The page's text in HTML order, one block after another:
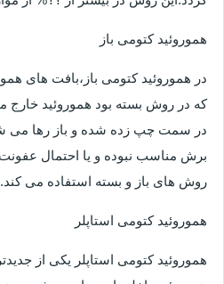
هموروئید کتومی باز
در هموروئید کتومی باز،بافت های
که در روش بسته بود هموروئید خارج
در سمت چپ زده شده و باز رها می
برش مناسب نبوده و یا احتمال عفونت
روش های باز و بسته استفاده می کند.
هموروئید کتومی استاپلر
هموروئید کتومی استاپلر یکی از